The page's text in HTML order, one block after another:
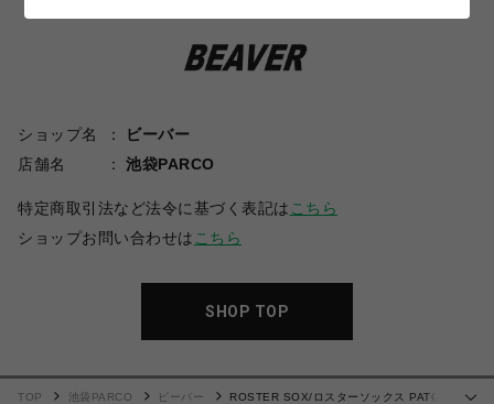
ショップ名
ビーバー
店舗名
池袋PARCO
特定商取引法など法令に基づく表記は こちら
ショップお問い合わせは こちら
SHOP TOP
TOP 池袋PARCO ビーバー
ROSTER SOX/ロスターソックス PATCH